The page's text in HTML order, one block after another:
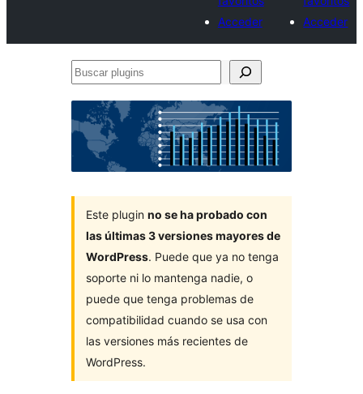
Acceder
Acceder
Buscar
Este plugin no se ha probado con
las últimas 3 versiones mayores de
WordPress. Puede que ya no tenga
soporte ni lo mantenga nadie, o
puede que tenga problemas de
compatibilidad cuando se usa con
las versiones más recientes de
WordPress.